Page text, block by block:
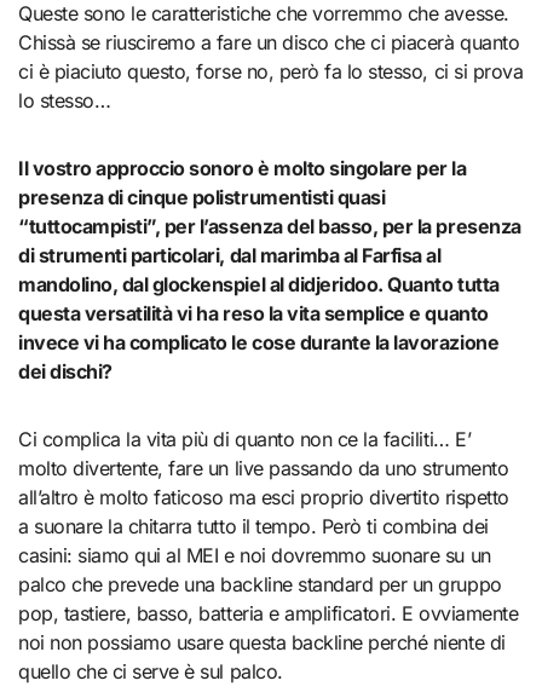
Queste sono le caratteristiche che vorremmo che avesse.
Chissà se riusciremo a fare un disco che ci piacerà quanto
ci è piaciuto questo, forse no, però fa lo stesso, ci si prova
lo stesso…
Il vostro approccio sonoro è molto singolare per la
presenza di cinque polistrumentisti quasi
“tuttocampisti”, per l’assenza del basso, per la presenza
di strumenti particolari, dal marimba al Farfisa al
mandolino, dal glockenspiel al didjeridoo. Quanto tutta
questa versatilità vi ha reso la vita semplice e quanto
invece vi ha complicato le cose durante la lavorazione
dei dischi?
Ci complica la vita più di quanto non ce la faciliti… E’
molto divertente, fare un live passando da uno strumento
all’altro è molto faticoso ma esci proprio divertito rispetto
a suonare la chitarra tutto il tempo. Però ti combina dei
casini: siamo qui al MEI e noi dovremmo suonare su un
palco che prevede una backline standard per un gruppo
pop, tastiere, basso, batteria e amplificatori. E ovviamente
noi non possiamo usare questa backline perché niente di
quello che ci serve è sul palco.